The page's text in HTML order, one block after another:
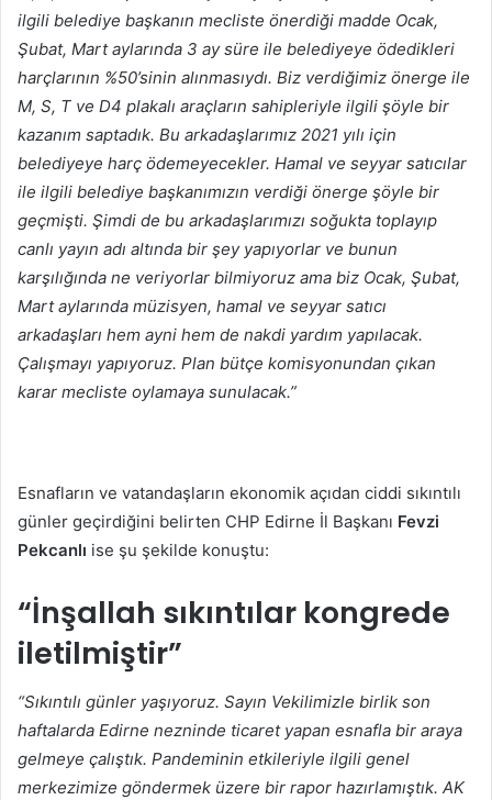
ilgili belediye başkanın mecliste önerdiği madde Ocak,
Şubat, Mart aylarında 3 ay süre ile belediyeye ödedikleri
harçlarının %50’sinin alınmasıydı. Biz verdiğimiz önerge ile
M, S, T ve D4 plakalı araçların sahipleriyle ilgili şöyle bir
kazanım saptadık. Bu arkadaşlarımız 2021 yılı için
belediyeye harç ödemeyecekler. Hamal ve seyyar satıcılar
ile ilgili belediye başkanımızın verdiği önerge şöyle bir
geçmişti. Şimdi de bu arkadaşlarımızı soğukta toplayıp
canlı yayın adı altında bir şey yapıyorlar ve bunun
karşılığında ne veriyorlar bilmiyoruz ama biz Ocak, Şubat,
Mart aylarında müzisyen, hamal ve seyyar satıcı
arkadaşları hem ayni hem de nakdi yardım yapılacak.
Çalışmayı yapıyoruz. Plan bütçe komisyonundan çıkan
karar mecliste oylamaya sunulacak.”
Esnafların ve vatandaşların ekonomik açıdan ciddi sıkıntılı
günler geçirdiğini belirten CHP Edirne İl Başkanı Fevzi
Pekcanlı ise şu şekilde konuştu:
“İnşallah sıkıntılar kongrede
iletilmiştir”
“Sıkıntılı günler yaşıyoruz. Sayın Vekilimizle birlik son
haftalarda Edirne nezninde ticaret yapan esnafla bir araya
gelmeye çalıştık. Pandeminin etkileriyle ilgili genel
merkezimize göndermek üzere bir rapor hazırlamıştık. AK